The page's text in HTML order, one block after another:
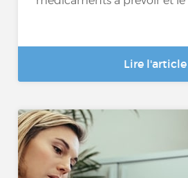
Lire l'article